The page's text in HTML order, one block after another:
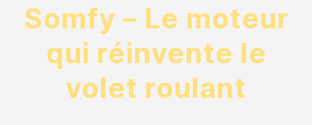
Somfy – Le moteur
qui réinvente le
volet roulant